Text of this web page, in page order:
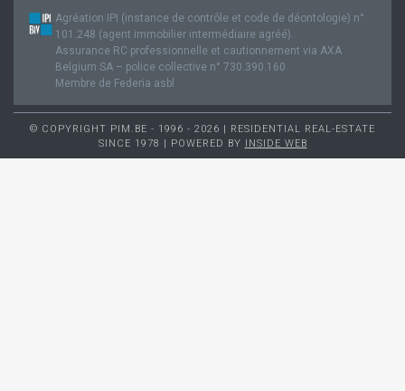
Agréation IPI (instance de contrôle et code de déontologie) n°
101.248 (agent immobilier intermédiaire agréé).
Assurance RC professionnelle et cautionnement via AXA
Belgium SA – police collective n° 730.390.160
Membre de Federia asbl
© COPYRIGHT PIM.BE - 1996 - 2026 | RESIDENTIAL REAL-ESTATE
SINCE 1978 | POWERED BY INSIDE WEB